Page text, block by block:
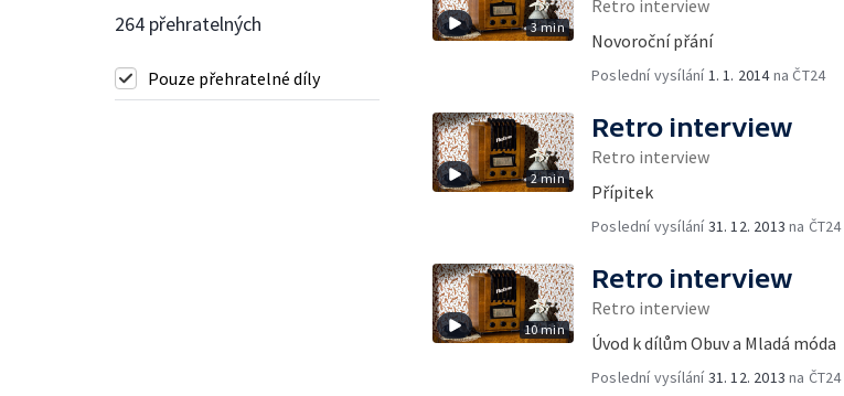
264 přehratelných
Pouze přehratelné díly
3 min
Retro interview
Novoroční přání
Poslední vysílání1. 1. 2014na ČT24
2 min
Retro interview
Retro interview
Přípitek
Poslední vysílání31. 12. 2013 na ČT24
10 min
Retro interview
Retro interview
Úvod k dílům Obuv a Mladá móda
Poslední vysílání31. 12. 2013 na ČT24